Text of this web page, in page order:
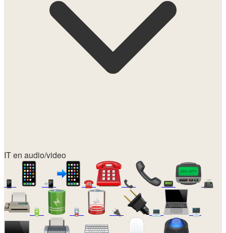
IT en audio/video
📱 📲 ☎️ 📞 📟 📠
🔋 🪫 🔌 💻 🖥️